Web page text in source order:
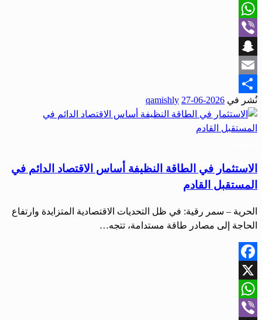
X
WhatsApp
Viber
Snapchat
Email
Share
نُشر في 2026-06-27
qamishly
الاستثمار في الطاقة النظيفة أساس الاقتصاد الدائم في
المستقبل القادم
الحرية – سمر رقية: في ظل التحديات الاقتصادية المتزايدة وارتفاع
الحاجة إلى مصادر طاقة مستدامة، تتجه…
Facebook
X
WhatsApp